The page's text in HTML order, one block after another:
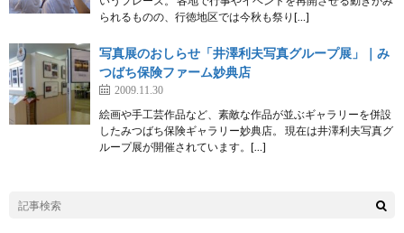
られるものの、行徳地区では今秋も祭り[…]
写真展のおしらせ「井澤利夫写真グループ展」｜み
つばち保険ファーム妙典店
2009.11.30
絵画や手工芸作品など、素敵な作品が並ぶギャラリーを併設
したみつばち保険ギャラリー妙典店。 現在は井澤利夫写真グ
ループ展が開催されています。[…]